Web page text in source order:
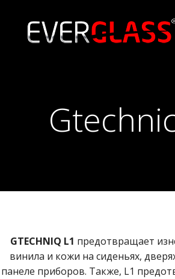
к
GTECHNIQ L1 предотвращает
винила и кожи на сиденьях,
панеле приборов. Также, L1